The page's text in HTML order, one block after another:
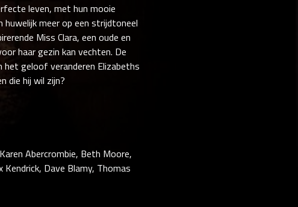
leven, met hun mooie
huwelijk meer op een strijdtoneel
Miss Clara, een oude en
haar gezin kan vechten. De
het geloof veranderen Elizabeths
die hij wil zijn?
Abercrombie, Beth Moore,
Kendrick, Dave Blamy, Thomas